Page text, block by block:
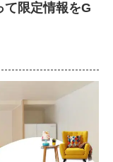
て限定情報をG